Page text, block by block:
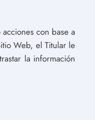
con base a
Web, el Titular le
la información